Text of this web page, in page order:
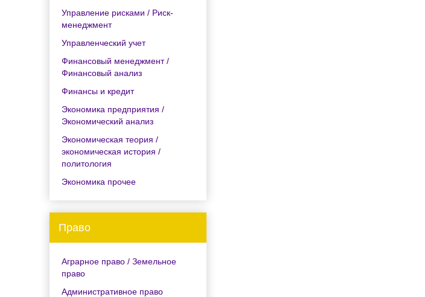
Управление рисками / Риск-
менеджмент
Управленческий учет
Финансовый менеджмент /
Финансовый анализ
Финансы и кредит
Экономика предприятия /
Экономический анализ
Экономическая теория /
экономическая история /
политология
Экономика прочее
Право
Аграрное право / Земельное
право
Административное право